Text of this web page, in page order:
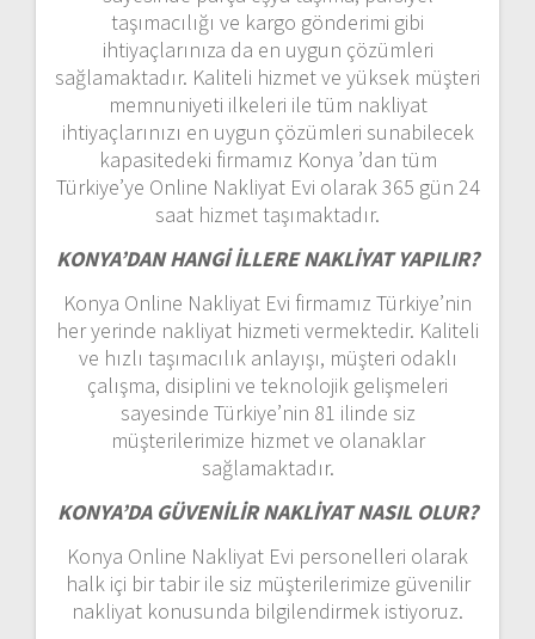
taşımacılığı ve kargo gönderimi gibi
ihtiyaçlarınıza da en uygun çözümleri
sağlamaktadır. Kaliteli hizmet ve yüksek müşteri
memnuniyeti ilkeleri ile tüm nakliyat
ihtiyaçlarınızı en uygun çözümleri sunabilecek
kapasitedeki firmamız Konya ’dan tüm
Türkiye’ye Online Nakliyat Evi olarak 365 gün 24
saat hizmet taşımaktadır.
KONYA’DAN HANGİ İLLERE NAKLİYAT YAPILIR?
Konya Online Nakliyat Evi firmamız Türkiye’nin
her yerinde nakliyat hizmeti vermektedir. Kaliteli
ve hızlı taşımacılık anlayışı, müşteri odaklı
çalışma, disiplini ve teknolojik gelişmeleri
sayesinde Türkiye’nin 81 ilinde siz
müşterilerimize hizmet ve olanaklar
sağlamaktadır.
KONYA’DA GÜVENİLİR NAKLİYAT NASIL OLUR?
Konya Online Nakliyat Evi personelleri olarak
halk içi bir tabir ile siz müşterilerimize güvenilir
nakliyat konusunda bilgilendirmek istiyoruz.